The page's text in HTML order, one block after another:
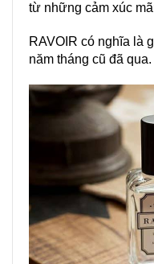
từ những cảm xúc
RAVOIR có nghĩa là
năm tháng cũ đã qua.